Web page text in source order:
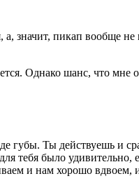
а, значит, пикап вообще
Однако шанс, что мне
губы. Ты действуешь и
тебя было
и нам хорошо вдвоем,